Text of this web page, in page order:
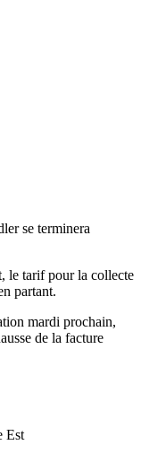
se terminera
le tarif pour la collecte
partant.
mardi prochain,
de la facture
Est